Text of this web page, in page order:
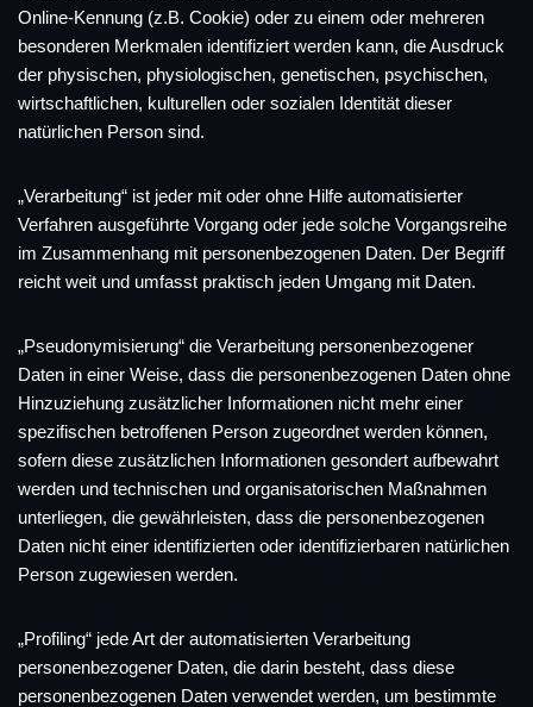
Online-Kennung (z.B. Cookie) oder zu einem oder mehreren
besonderen Merkmalen identifiziert werden kann, die Ausdruck
der physischen, physiologischen, genetischen, psychischen,
wirtschaftlichen, kulturellen oder sozialen Identität dieser
natürlichen Person sind.
„Verarbeitung“ ist jeder mit oder ohne Hilfe automatisierter
Verfahren ausgeführte Vorgang oder jede solche Vorgangsreihe
im Zusammenhang mit personenbezogenen Daten. Der Begriff
reicht weit und umfasst praktisch jeden Umgang mit Daten.
„Pseudonymisierung“ die Verarbeitung personenbezogener
Daten in einer Weise, dass die personenbezogenen Daten ohne
Hinzuziehung zusätzlicher Informationen nicht mehr einer
spezifischen betroffenen Person zugeordnet werden können,
sofern diese zusätzlichen Informationen gesondert aufbewahrt
werden und technischen und organisatorischen Maßnahmen
unterliegen, die gewährleisten, dass die personenbezogenen
Daten nicht einer identifizierten oder identifizierbaren natürlichen
Person zugewiesen werden.
„Profiling“ jede Art der automatisierten Verarbeitung
personenbezogener Daten, die darin besteht, dass diese
personenbezogenen Daten verwendet werden, um bestimmte